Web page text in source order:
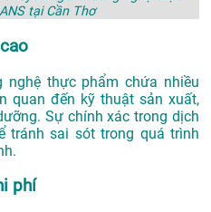
tại Cần Thơ
thực phẩm chứa nhiều
quan đến kỹ thuật sản xuất,
Sự chính xác trong dịch
tránh sai sót trong quá trình
phí